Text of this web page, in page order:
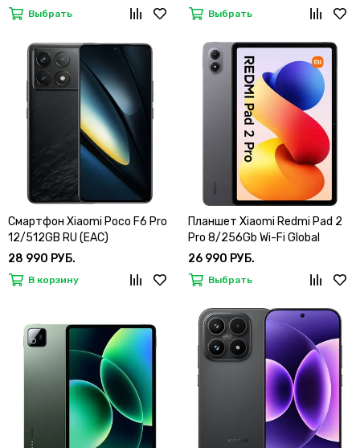
Выбрать Выбрать
Смартфон Xiaomi Poco F6 Pro
12/512GB RU (EAC)
28 990 РУБ.
В корзину
Планшет Xiaomi Redmi Pad 2
Pro 8/256Gb Wi-Fi Global
26 990 РУБ.
Выбрать